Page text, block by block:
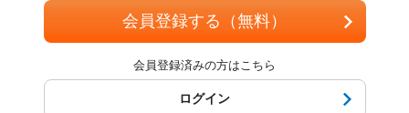
会員登録する（無料）
会員登録済みの方はこちら
ログイン